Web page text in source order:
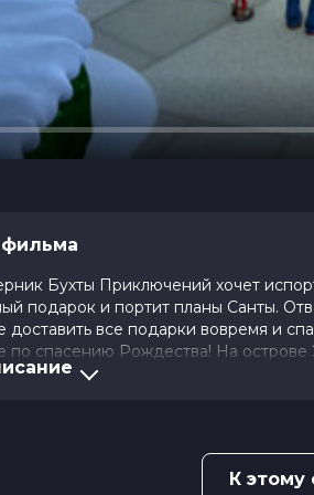
Бухты Приключений хочет
подарок и портит планы Санты.
доставить все подарки вовремя и
по спасению Рождества! На острове
и забирает себе все подарки. Но
К